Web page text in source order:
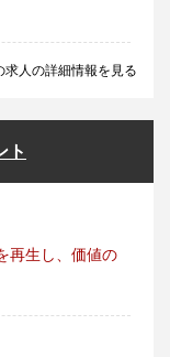
求人の詳細情報を見る
ト
再生し、価値の